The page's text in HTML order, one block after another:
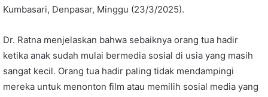
Kumbasari, Denpasar, Minggu (23/3/2025).
Dr. Ratna menjelaskan bahwa sebaiknya orang tua hadir
ketika anak sudah mulai bermedia sosial di usia yang masih
sangat kecil. Orang tua hadir paling tidak mendampingi
mereka untuk menonton film atau memilih sosial media yang